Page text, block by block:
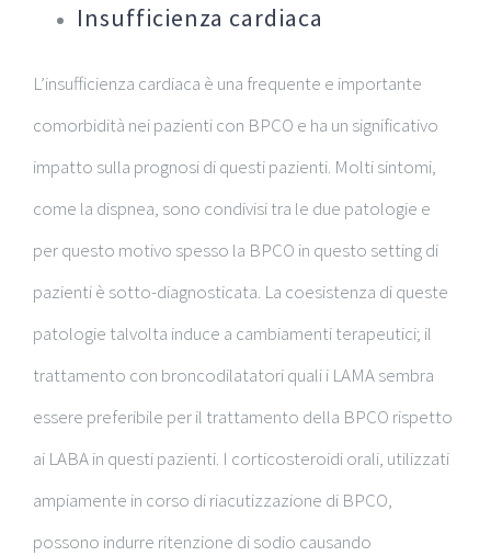
Insufficienza cardiaca
L’insufficienza cardiaca è una frequente e importante
comorbidità nei pazienti con BPCO e ha un significativo
impatto sulla prognosi di questi pazienti. Molti sintomi,
come la dispnea, sono condivisi tra le due patologie e
per questo motivo spesso la BPCO in questo setting di
pazienti è sotto-diagnosticata. La coesistenza di queste
patologie talvolta induce a cambiamenti terapeutici; il
trattamento con broncodilatatori quali i LAMA sembra
essere preferibile per il trattamento della BPCO rispetto
ai LABA in questi pazienti. I corticosteroidi orali, utilizzati
ampiamente in corso di riacutizzazione di BPCO,
possono indurre ritenzione di sodio causando